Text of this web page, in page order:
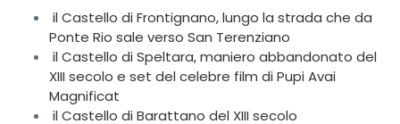
il Castello di Frontignano, lungo la strada che da
Ponte Rio sale verso San Terenziano
il Castello di Speltara, maniero abbandonato del
XIII secolo e set del celebre film di Pupi Avai
Magnificat
il Castello di Barattano del XIII secolo